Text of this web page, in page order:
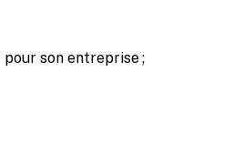
son entreprise ;